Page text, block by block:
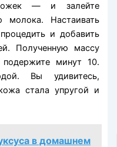
— и залейте
молока. Настаивать
и добавить
Полученную массу
минут 10.
Вы удивитесь,
стала упругой и
в домашнем